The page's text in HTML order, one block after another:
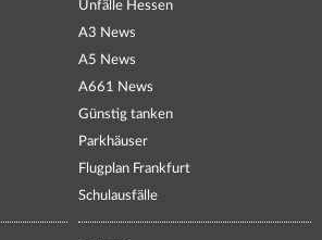
Unfälle Hessen
A3 News
A5 News
A661 News
Günstig tanken
Parkhäuser
Flugplan Frankfurt
Schulausfälle